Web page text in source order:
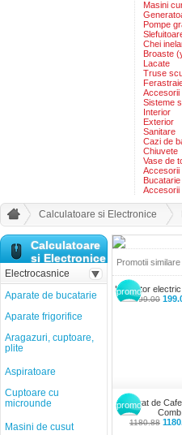
Masini
Pompe
Chei
Broaste
Lacate
Truse
Accesorii
Sisteme
Interior
Exterior
Sanitare
Cazi de
Chiuvete
Vase de
Accesorii
Bucatarie
Accesorii
Calculatoare si Electronice
Promotii
promo
Fierbator electric
199.00
promo
Aparat de
1180.88
Calculatoare
si Electronice
Electrocasnice
Aparate de bucatarie
Aparate frigorifice
Aragazuri, cuptoare,
plite
Aspiratoare
Cuptoare cu
microunde
Masini de cusut